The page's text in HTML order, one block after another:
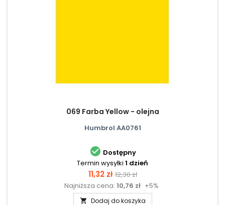
069 Farba Yellow - olejna
Humbrol AA0761
 Dostępny
Termin wysyłki 1 dzień
Cena
11,32 zł Cena
podstawowa
12,30 zł
Najniższa cena: 10,76 zł +5%
 Dodaj do koszyka